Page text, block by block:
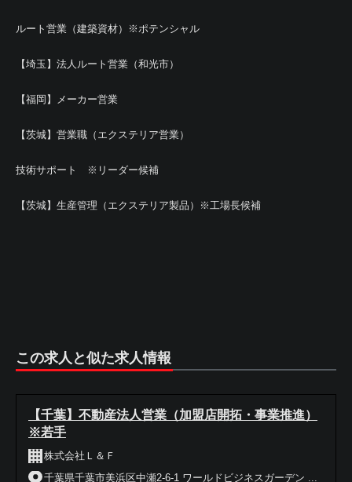
ルート営業（建築資材）※ポテンシャル
【埼玉】法人ルート営業（和光市）
【福岡】メーカー営業
【茨城】営業職（エクステリア営業）
技術サポート ※リーダー候補
【茨城】生産管理（エクステリア製品）※工場長候補
この求人と似た求人情報
【千葉】不動産法人営業（加盟店開拓・事業推進）
※若手
株式会社Ｌ＆Ｆ
千葉県千葉市美浜区中瀬2-6-1 ワールドビジネスガーデン ...